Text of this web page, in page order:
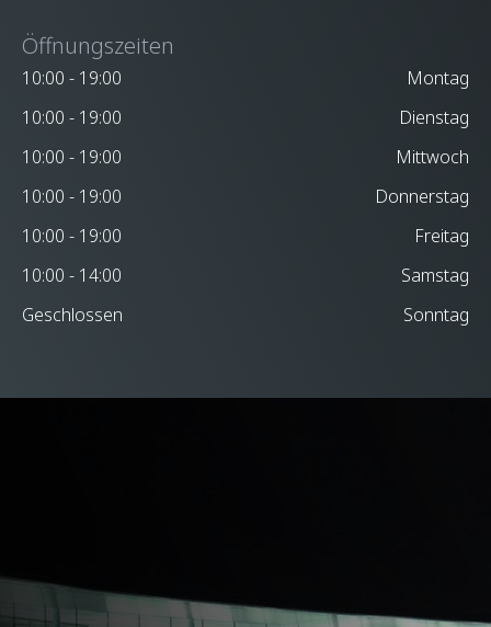
Öffnungszeiten
10:00 - 19:00
Montag
10:00 - 19:00
Dienstag
10:00 - 19:00
Mittwoch
10:00 - 19:00
Donnerstag
10:00 - 19:00
Freitag
10:00 - 14:00
Samstag
Geschlossen
Sonntag